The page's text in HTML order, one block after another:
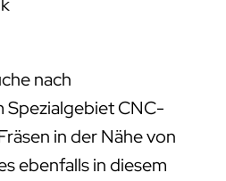
nach
Spezialgebiet CNC-
in der Nähe von
ebenfalls in diesem